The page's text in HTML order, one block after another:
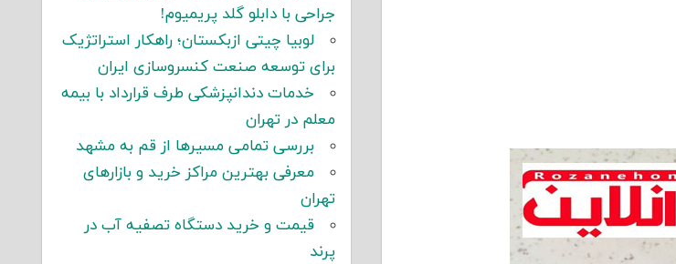
جراحی با دابلو گلد پریمیوم!
لوبیا چیتی ازبکستان؛ راهکار استراتژیک
برای توسعه صنعت کنسروسازی ایران
خدمات دندانپزشکی طرف قرارداد با بیمه
معلم در تهران
بررسی تمامی مسیرها از قم به مشهد
معرفی بهترین مراکز خرید و بازارهای
تهران
قیمت و خرید دستگاه تصفیه آب در
پرند